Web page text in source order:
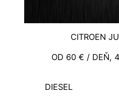
CITROEN
OD 60 € / DEŇ,
DIESEL